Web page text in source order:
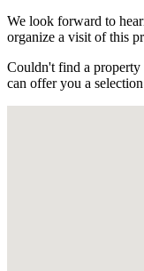
We look forward to
organize a visit of this
Couldn't find a property
can offer you a